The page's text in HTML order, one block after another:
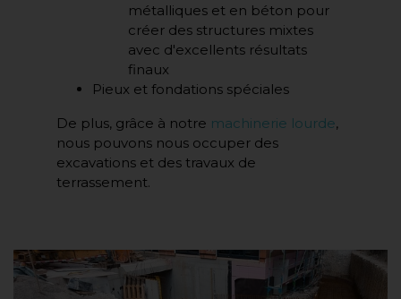
métalliques et en béton pour
créer des structures mixtes
avec d'excellents résultats
finaux
Pieux et fondations spéciales
De plus, grâce à notre machinerie lourde,
nous pouvons nous occuper des
excavations et des travaux de
terrassement.